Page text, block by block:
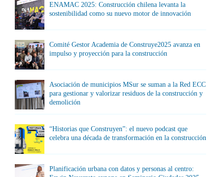
ENAMAC 2025: Construcción chilena levanta la
sostenibilidad como su nuevo motor de innovación
Comité Gestor Academia de Construye2025 avanza en
impulso y proyección para la construcción
Asociación de municipios MSur se suman a la Red ECC
para gestionar y valorizar residuos de la construcción y
demolición
“Historias que Construyen”: el nuevo podcast que
celebra una década de transformación en la construcción
Planificación urbana con datos y personas al centro: